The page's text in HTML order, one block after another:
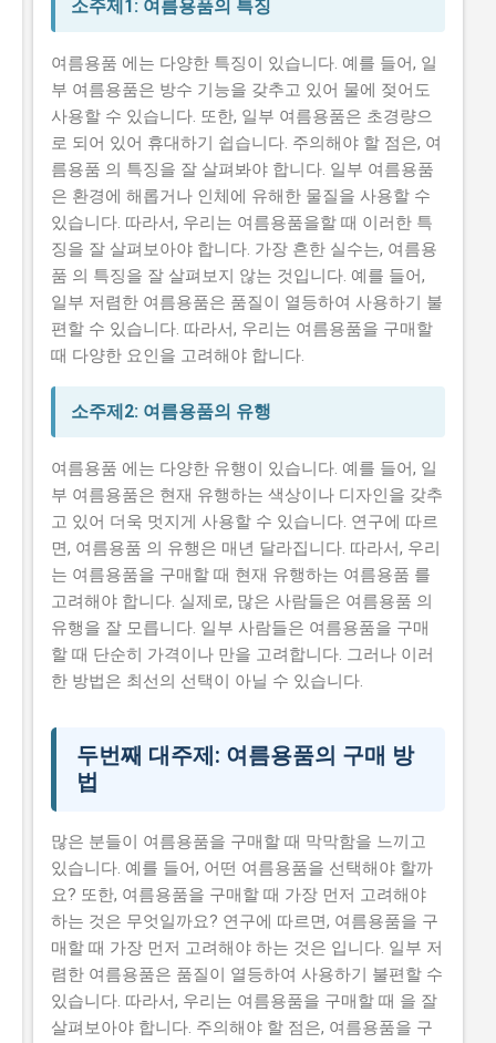
소주제1: 여름용품의 특징
여름용품 에는 다양한 특징이 있습니다. 예를 들어, 일
부 여름용품은 방수 기능을 갖추고 있어 물에 젖어도
사용할 수 있습니다. 또한, 일부 여름용품은 초경량으
로 되어 있어 휴대하기 쉽습니다. 주의해야 할 점은, 여
름용품 의 특징을 잘 살펴봐야 합니다. 일부 여름용품
은 환경에 해롭거나 인체에 유해한 물질을 사용할 수
있습니다. 따라서, 우리는 여름용품을할 때 이러한 특
징을 잘 살펴보아야 합니다. 가장 흔한 실수는, 여름용
품 의 특징을 잘 살펴보지 않는 것입니다. 예를 들어,
일부 저렴한 여름용품은 품질이 열등하여 사용하기 불
편할 수 있습니다. 따라서, 우리는 여름용품을 구매할
때 다양한 요인을 고려해야 합니다.
소주제2: 여름용품의 유행
여름용품 에는 다양한 유행이 있습니다. 예를 들어, 일
부 여름용품은 현재 유행하는 색상이나 디자인을 갖추
고 있어 더욱 멋지게 사용할 수 있습니다. 연구에 따르
면, 여름용품 의 유행은 매년 달라집니다. 따라서, 우리
는 여름용품을 구매할 때 현재 유행하는 여름용품 를
고려해야 합니다. 실제로, 많은 사람들은 여름용품 의
유행을 잘 모릅니다. 일부 사람들은 여름용품을 구매
할 때 단순히 가격이나 만을 고려합니다. 그러나 이러
한 방법은 최선의 선택이 아닐 수 있습니다.
두번째 대주제: 여름용품의 구매 방
법
많은 분들이 여름용품을 구매할 때 막막함을 느끼고
있습니다. 예를 들어, 어떤 여름용품을 선택해야 할까
요? 또한, 여름용품을 구매할 때 가장 먼저 고려해야
하는 것은 무엇일까요? 연구에 따르면, 여름용품을 구
매할 때 가장 먼저 고려해야 하는 것은 입니다. 일부 저
렴한 여름용품은 품질이 열등하여 사용하기 불편할 수
있습니다. 따라서, 우리는 여름용품을 구매할 때 을 잘
살펴보아야 합니다. 주의해야 할 점은, 여름용품을 구